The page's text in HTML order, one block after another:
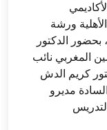
ورشة
الدكتور
المغربي نائب
كريم الدش
مديرو